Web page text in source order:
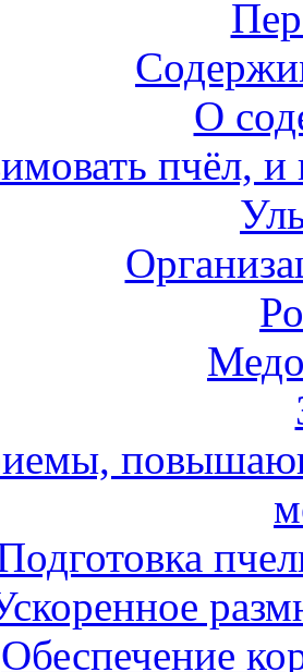
О
пчёл,
Обеспечение